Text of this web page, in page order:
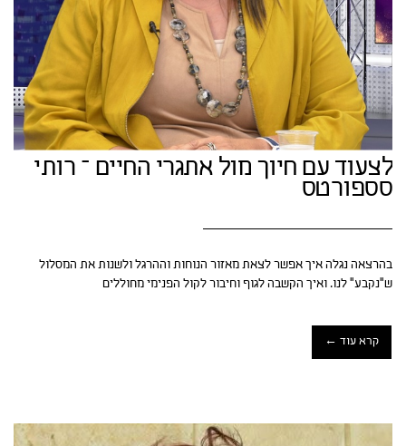
לצעוד עם חיוך מול אתגרי החיים – רותי
סספורטס
בהרצאה נגלה איך אפשר לצאת מאזור הנוחות וההרגל ולשנות את המסלול
ש"נקבע" לנו. ואיך הקשבה לגוף וחיבור לקול הפנימי מחוללים
קרא עוד ←